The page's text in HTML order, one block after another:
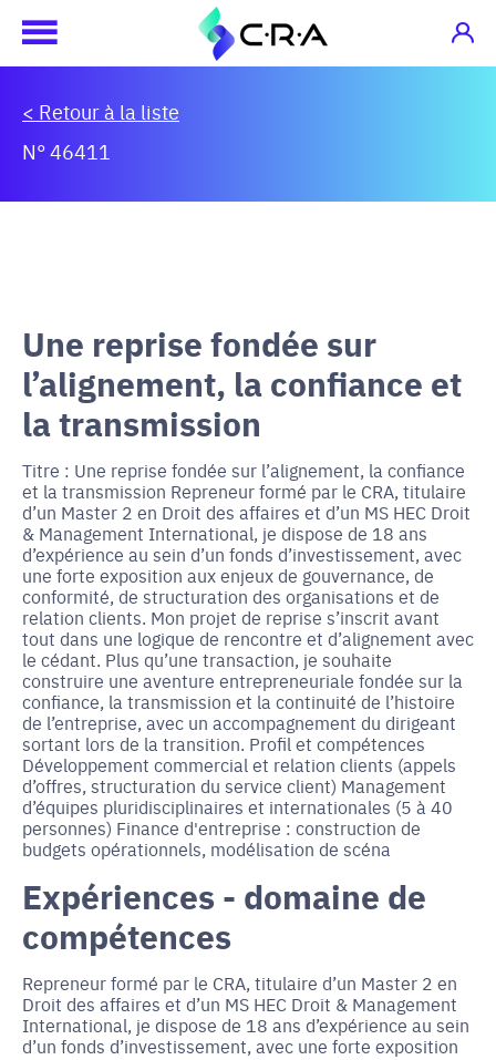
< Retour à la liste
N° 46411
Une reprise fondée sur
l’alignement, la confiance et
la transmission
Titre : Une reprise fondée sur l’alignement, la confiance
et la transmission Repreneur formé par le CRA, titulaire
d’un Master 2 en Droit des affaires et d’un MS HEC Droit
& Management International, je dispose de 18 ans
d’expérience au sein d’un fonds d’investissement, avec
une forte exposition aux enjeux de gouvernance, de
conformité, de structuration des organisations et de
relation clients. Mon projet de reprise s’inscrit avant
tout dans une logique de rencontre et d’alignement avec
le cédant. Plus qu’une transaction, je souhaite
construire une aventure entrepreneuriale fondée sur la
confiance, la transmission et la continuité de l’histoire
de l’entreprise, avec un accompagnement du dirigeant
sortant lors de la transition. Profil et compétences
Développement commercial et relation clients (appels
d’offres, structuration du service client) Management
d’équipes pluridisciplinaires et internationales (5 à 40
personnes) Finance d'entreprise : construction de
budgets opérationnels, modélisation de scéna
Expériences - domaine de
compétences
Repreneur formé par le CRA, titulaire d’un Master 2 en
Droit des affaires et d’un MS HEC Droit & Management
International, je dispose de 18 ans d’expérience au sein
d’un fonds d’investissement, avec une forte exposition